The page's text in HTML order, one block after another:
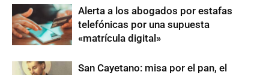
Alerta a los abogados por estafas
telefónicas por una supuesta
«matrícula digital»
San Cayetano: misa por el pan, el